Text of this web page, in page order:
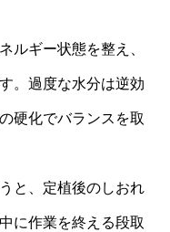
ルギー状態を整え、
。過度な水分は逆効
硬化でバランスを取
と、定植後のしおれ
に作業を終える段取